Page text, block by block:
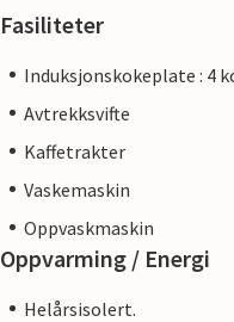
Fasiliteter
Induksjonskokeplate : 4
Avtrekksvifte
Kaffetrakter
Vaskemaskin
Oppvaskmaskin
Oppvarming / Energi
Helårsisolert.